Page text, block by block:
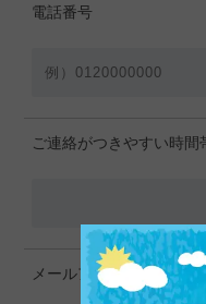
電話番号
ご連絡がつきやすい時間
メールアドレス